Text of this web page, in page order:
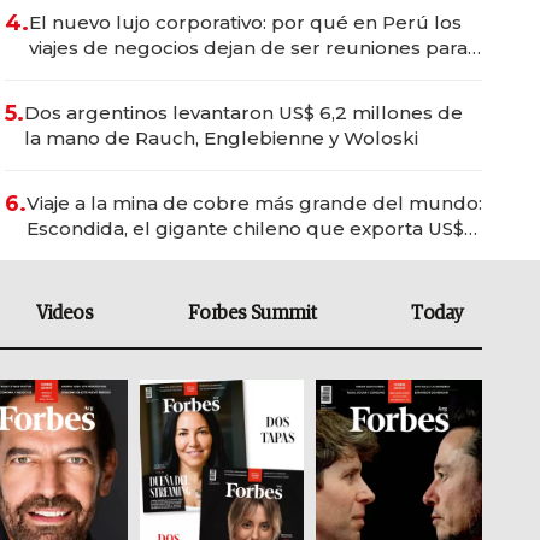
4.El nuevo lujo corporativo: por qué en Perú los
viajes de negocios dejan de ser reuniones para
5.Dos argentinos levantaron US$ 6,2 millones de
la mano de Rauch, Englebienne y Woloski
6.Viaje a la mina de cobre más grande del mundo:
Escondida, el gigante chileno que exporta US$
Videos Forbes Summit Today